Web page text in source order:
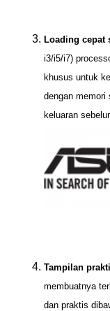
Loading cepat
i3/i5/i7)
khusus untuk
dengan memori
keluaran
Tampilan
membuatnya
dan praktis